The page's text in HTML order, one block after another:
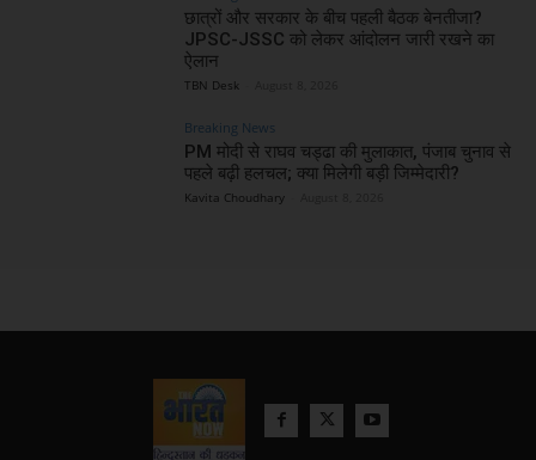
छात्रों और सरकार के बीच पहली बैठक बेनतीजा?
JPSC-JSSC को लेकर आंदोलन जारी रखने का
ऐलान
TBN Desk
Breaking News
PM मोदी से राघव चड्ढा की मुलाकात, पंजाब चुनाव से
पहले बढ़ी हलचल; क्या मिलेगी बड़ी जिम्मेदारी?
Kavita Choudhary